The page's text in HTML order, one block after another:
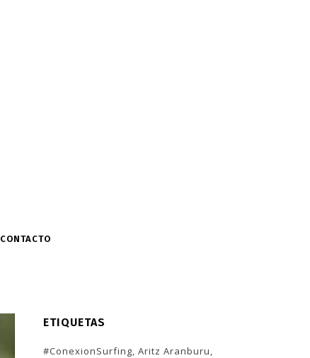
CONTACTO
ETIQUETAS
#ConexionSurfing Aritz Aranburu